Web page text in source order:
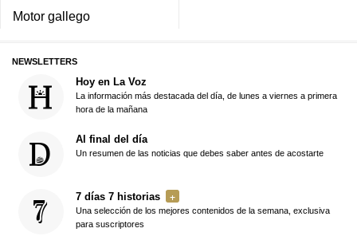
Motor gallego
NEWSLETTERS
Hoy en La Voz
La información más destacada del día, de lunes a viernes a primera
hora de la mañana
Al final del día
Un resumen de las noticias que debes saber antes de acostarte
7 días 7 historias
Una selección de los mejores contenidos de la semana, exclusiva
para suscriptores